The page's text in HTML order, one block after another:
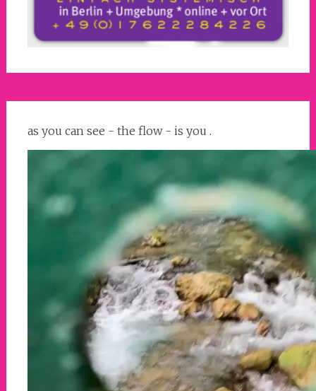
as you can see - the flow - is you .